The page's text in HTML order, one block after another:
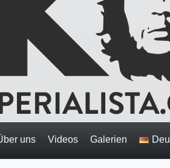
uns Videos Galerien